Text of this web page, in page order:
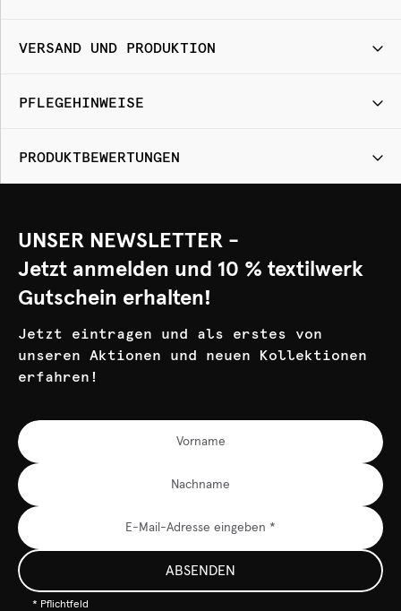
VERSAND UND PRODUKTION
PFLEGEHINWEISE
PRODUKTBEWERTUNGEN
UNSER NEWSLETTER -
Jetzt anmelden und 10 % textilwerk
Gutschein erhalten!
Jetzt eintragen und als erstes von
unseren Aktionen und neuen Kollektionen
erfahren!
ABSENDEN
* Pflichtfeld